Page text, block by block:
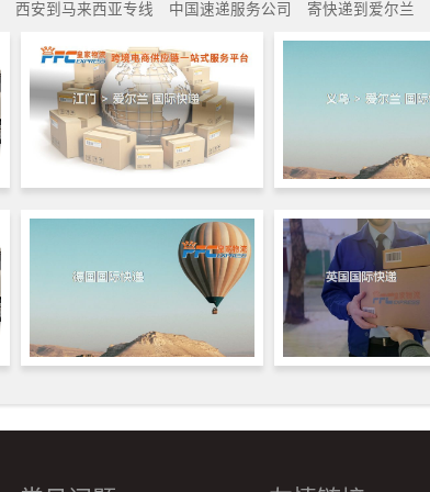
西安到马来西亚专线 中国速递服务公司 寄快递到爱尔兰